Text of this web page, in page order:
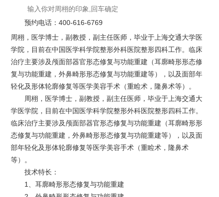
预约电话：400-616-6769
周栩，医学博士，副教授，副主任医师，毕业于上海交通大学医
学院，目前在中国医学科学院整形外科医院整形四科工作。临床
治疗主要涉及颅面部器官形态修复与功能重建（耳廓畸形形态修
复与功能重建，外鼻畸形形态修复与功能重建等），以及面部年
轻化及形体轮廓修复等医学美容手术（重睑术，隆鼻术等）。
周栩，医学博士，副教授，副主任医师，毕业于上海交通大
学医学院，目前在中国医学科学院整形外科医院整形四科工作。
临床治疗主要涉及颅面部器官形态修复与功能重建（耳廓畸形形
态修复与功能重建，外鼻畸形形态修复与功能重建等），以及面
部年轻化及形体轮廓修复等医学美容手术（重睑术，隆鼻术
等）。
技术特长：
1、耳廓畸形形态修复与功能重建